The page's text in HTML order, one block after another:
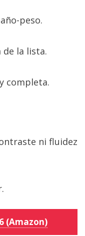
peso.
de la lista.
completa.
ni fluidez
(Amazon)